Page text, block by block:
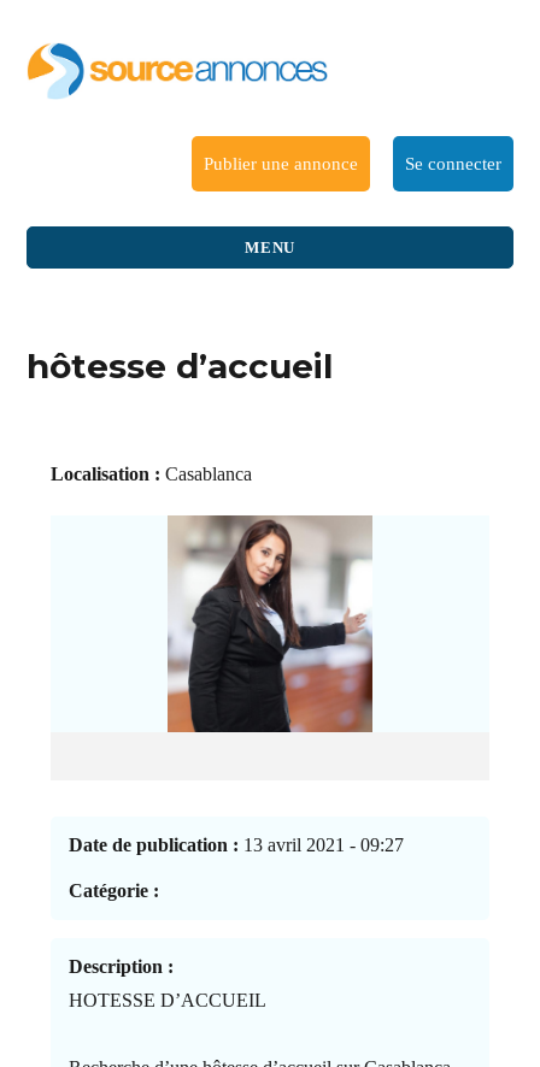
Publier une annonce Se connecter
MENU
hôtesse d’accueil
Localisation : Casablanca
Date de publication : 13 avril 2021 - 09:27
Catégorie :
Description :
HOTESSE D’ACCUEIL